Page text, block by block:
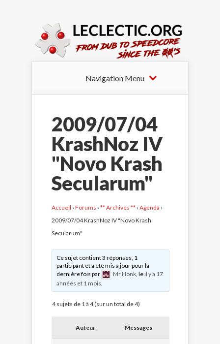
Navigation Menu
2009/07/04
KrashNoz IV
"Novo Krash
Secularum"
Accueil › Forums › ** Archives ** › Agenda ›
2009/07/04 KrashNoz IV "Novo Krash
Secularum"
Ce sujet contient 3 réponses, 1
participant et a été mis à jour pour la
dernière fois par
Mr Honk , leil y a 17
années et 1 mois
4 sujets de 1 à 4 (sur un total de 4)
Auteur Messages